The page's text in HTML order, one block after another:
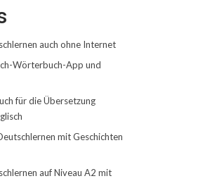
auch ohne Internet
Wörterbuch-App und
für die Übersetzung
mit Geschichten
auf Niveau A2 mit